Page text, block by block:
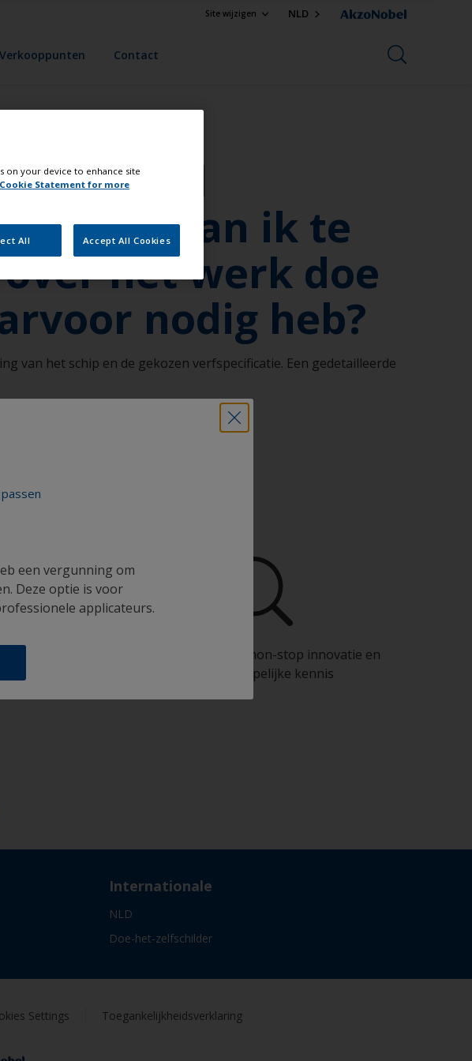
Site wijzigen NLD
Verkooppunten Contact
een kaal
Hoe kan ik te
het werk doe
nodig heb?
van het schip en de gekozen verfspecificatie. Een gedetailleerde
een vergunning om
Deze optie is voor
applicateurs.
professional
vertrouwen
Profiteer van onze non-stop innovatie en
wetenschappelijke kennis
Internationale
NLD
Doe-het-zelfschilder
Settings Toegankelijkheidsverklaring
on your device to enhance site
Cookie Statement for more
All Accept All Cookies